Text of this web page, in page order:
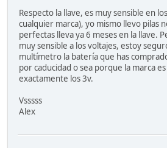
Respecto la llave, es muy sensible en
cualquier marca), yo mismo llevo pilas
perfectas lleva ya 6 meses en la llave.
muy sensible a los voltajes, estoy
multímetro la batería que has
por caducidad o sea porque la marca
exactamente los 3v.
Vsssss
Alex